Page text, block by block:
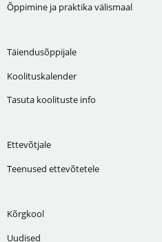
Õppimine ja praktika välismaal
Täiendusõppijale
Koolituskalender
Tasuta koolituste info
Ettevõtjale
Teenused ettevõtetele
Kõrgkool
Uudised